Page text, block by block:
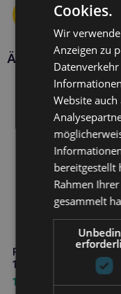
Ähnliche Produkte
ROYAL CANIN Urinary
12x 85g Nassfutter für
14,40
Cookies.
Wir
Anzeigen zu
Website
bereitgestellt
Rahmen
gesammelt